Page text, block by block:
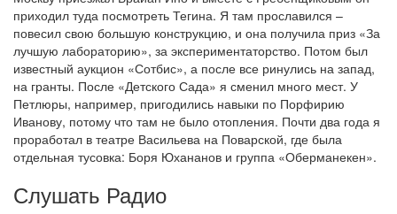
приходил туда посмотреть Тегина. Я там прославился –
повесил свою большую конструкцию, и она получила приз «За
лучшую лабораторию», за экспериментаторство. Потом был
известный аукцион «Сотбис», а после все ринулись на запад,
на гранты. После «Детского Сада» я сменил много мест. У
Петлюры, например, пригодились навыки по Порфирию
Иванову, потому что там не было отопления. Почти два года я
проработал в театре Васильева на Поварской, где была
отдельная тусовка: Боря Юхананов и группа «Оберманекен».
Слушать Радио